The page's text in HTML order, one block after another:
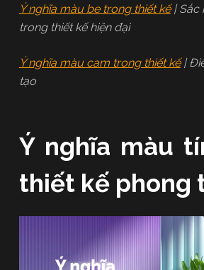
Ý nghĩa màu be trong thiết kế| Sắc
trong thiết kế hiện đại
Ý nghĩa màu cam trong thiết kế|
tạo
Ý nghĩa màu
thiết kế phong